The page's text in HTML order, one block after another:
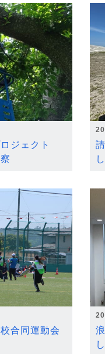
ロジェクト
合同運動会